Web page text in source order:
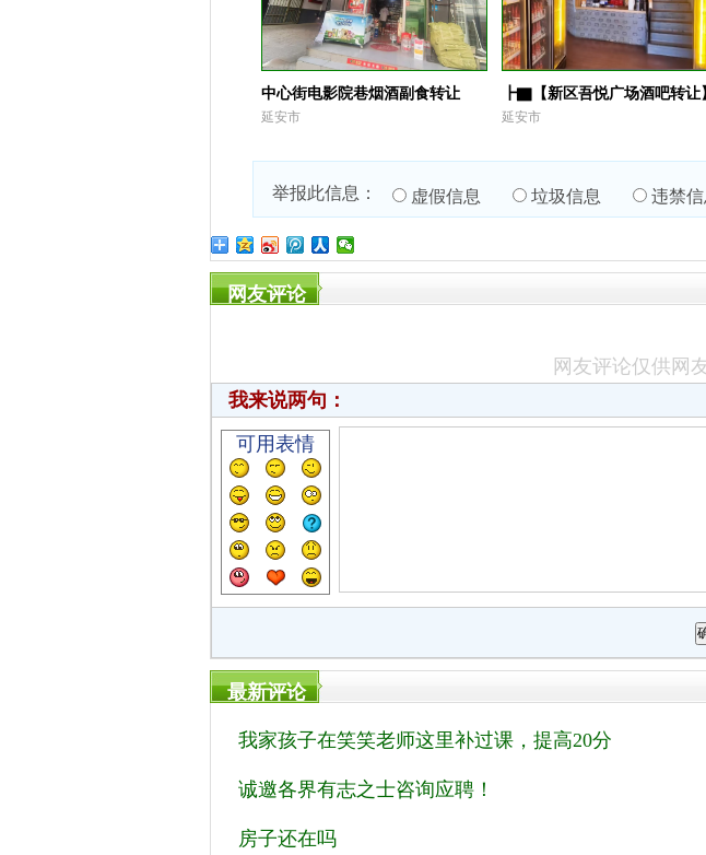
中心街电影院巷烟酒副食转让
延安市
┣▇【新区吾悦广场酒吧转让
延安市
举报此信息： 虚假信息 垃圾信息 违禁信
网友评论
网友评论仅供网
我来说两句：
可用表情
最新评论
我家孩子在笑笑老师这里补过课，提高20分
诚邀各界有志之士咨询应聘！
房子还在吗